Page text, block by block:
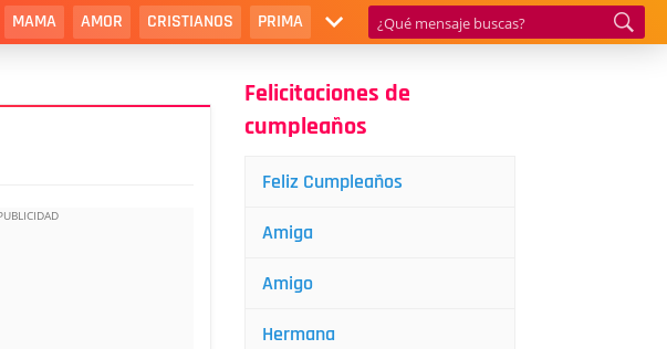
MAMA AMOR CRISTIANOS PRIMA
Felicitaciones de
cumpleaños
Feliz Cumpleaños
Amiga
Amigo
Hermana